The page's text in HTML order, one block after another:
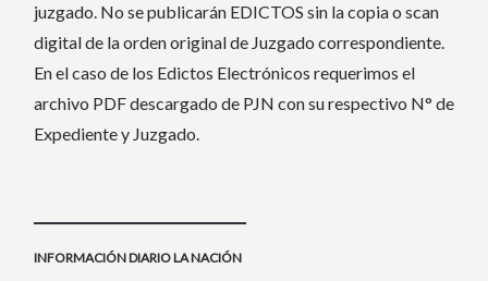
juzgado. No se publicarán EDICTOS sin la copia o scan
digital de la orden original de Juzgado correspondiente.
En el caso de los Edictos Electrónicos requerimos el
archivo PDF descargado de PJN con su respectivo N° de
Expediente y Juzgado.
INFORMACIÓN DIARIO LA NACIÓN